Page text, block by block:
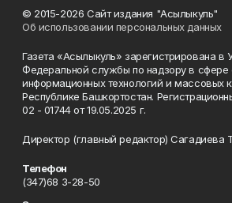
© 2015-2026 Сайт издания "Асылыкуль"
Об использовании персональных данных
Газета «Асылыкуль» зарегистрирована в
Федеральной службы по надзору в сфере
информационных технологий и массовых
Республике Башкортостан.
02 - 01744 от 19.05.2025 г.
Директор (главный редактор) Сагадиева
Телефон
(347)68 3-28-50